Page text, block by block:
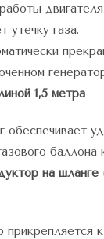
утечку газа.
1,5 метра
обеспечивает
баллона
на шланге
прикрепляется